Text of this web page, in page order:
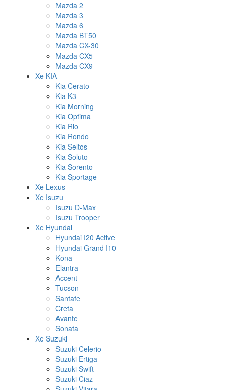
Mazda 2
Mazda 3
Mazda 6
Mazda BT50
Mazda CX-30
Mazda CX5
Mazda CX9
Xe KIA
Kia Cerato
Kia K3
Kia Morning
Kia Optima
Kia Rio
Kia Rondo
Kia Seltos
Kia Soluto
Kia Sorento
Kia Sportage
Xe Lexus
Xe Isuzu
Isuzu D-Max
Isuzu Trooper
Xe Hyundai
Hyundai I20 Active
Hyundai Grand I10
Kona
Elantra
Accent
Tucson
Santafe
Creta
Avante
Sonata
Xe Suzuki
Suzuki Celerio
Suzuki Ertiga
Suzuki Swift
Suzuki Ciaz